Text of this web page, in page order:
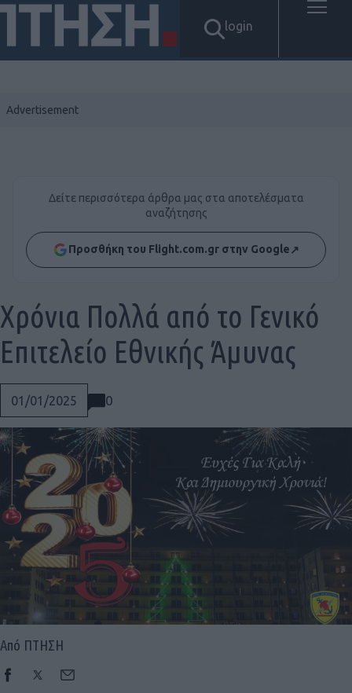
login
Δείτε περισσότερα άρθρα μας στα αποτελέσματα
αναζήτησης
Προσθήκη του Flight.com.gr στην Google↗
01/01/2025 0
Χρόνια Πολλά από το Γενικό
Επιτελείο Εθνικής Άμυνας
Από ΠΤΗΣΗ